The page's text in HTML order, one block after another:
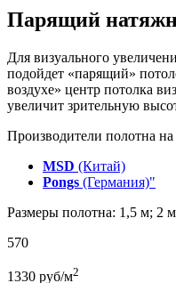
Парящий
Для визуального
подойдет «парящий»
воздухе» центр потолка
увеличит зрительную
Производители полотна
MSD (Китай)
Pongs (Германия)"
Размеры полотна: 1,5 м; 2
570
1330 руб/м2